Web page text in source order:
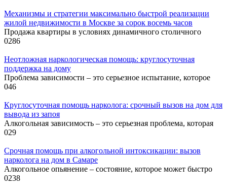
Механизмы и стратегии максимально быстрой реализации
жилой недвижимости в Москве за сорок восемь часов
Продажа квартиры в условиях динамичного столичного
0286
Неотложная наркологическая помощь: круглосуточная
поддержка на дому
Проблема зависимости – это серьезное испытание, которое
046
Круглосуточная помощь нарколога: срочный вызов на дом для
вывода из запоя
Алкогольная зависимость – это серьезная проблема, которая
029
Срочная помощь при алкогольной интоксикации: вызов
нарколога на дом в Самаре
Алкогольное опьянение – состояние, которое может быстро
0238